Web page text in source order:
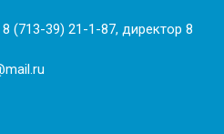
8 (713-39) 21-1-87, директор 8